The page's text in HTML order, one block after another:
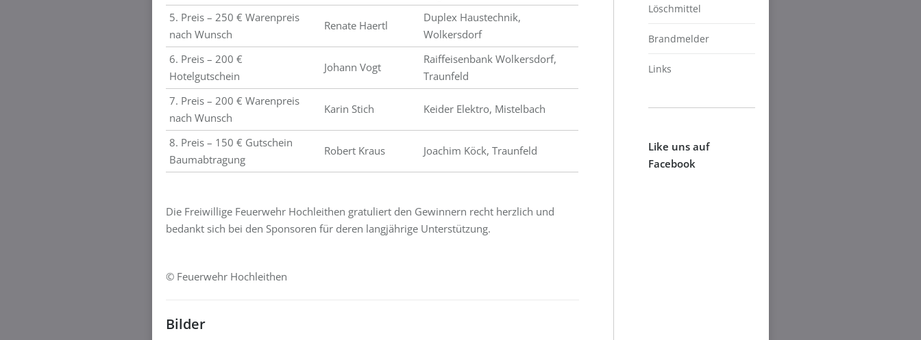
5. Preis – 250 € Warenpreis
nach Wunsch
Renate Haertl
Duplex Haustechnik,
Wolkersdorf
6. Preis – 200 €
Hotelgutschein
Johann Vogt
Raiffeisenbank Wolkersdorf,
Traunfeld
7. Preis – 200 € Warenpreis
nach Wunsch
Karin Stich Keider Elektro, Mistelbach
8. Preis – 150 € Gutschein
Baumabtragung
Robert Kraus Joachim Köck, Traunfeld
Die Freiwillige Feuerwehr Hochleithen gratuliert den Gewinnern recht herzlich und
bedankt sich bei den Sponsoren für deren langjährige Unterstützung.
© Feuerwehr Hochleithen
Bilder
Löschmittel
Brandmelder
Links
Like uns auf
Facebook